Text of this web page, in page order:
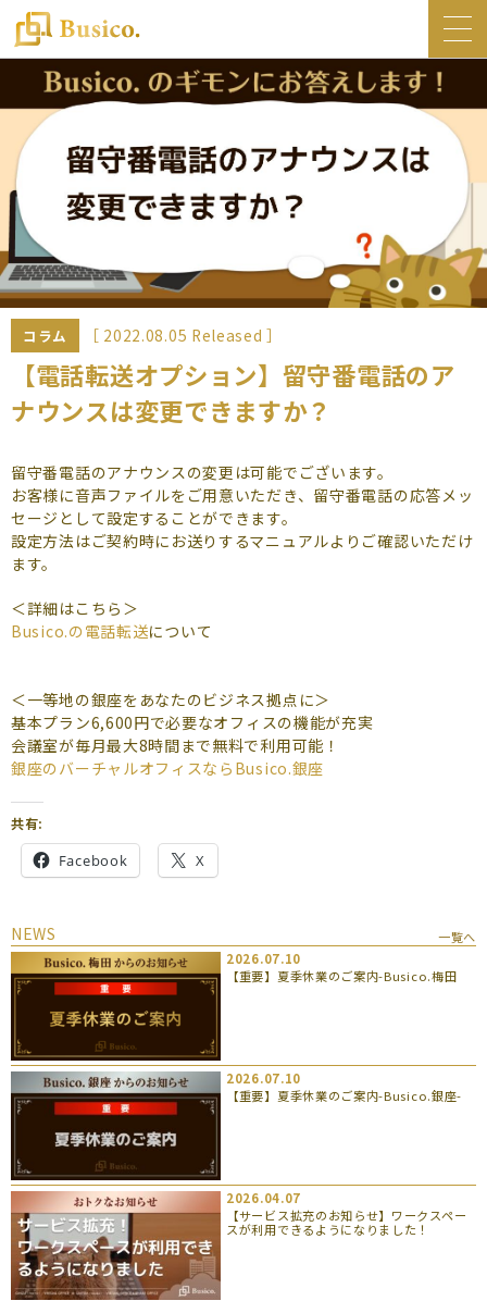
トップ
Busico.について
オフィス
Busico.銀座
料金・サービス
お知らせ
NEWS
コラム
よくあるご質問
（会員専用）
コラム ［ 2022.08.05 Released ］
【電話転送オプション】留守番電話のア
ナウンスは変更できますか？
留守番電話のアナウンスの変更は可能でございます。
お客様に音声ファイルをご用意いただき、留守番電話の応答メッ
セージとして設定することができます。
設定方法はご契約時にお送りするマニュアルよりご確認いただけ
ます。
＜詳細はこちら＞
Busico.の電話転送について
＜一等地の銀座をあなたのビジネス拠点に＞
基本プラン6,600円で必要なオフィスの機能が充実
会議室が毎月最大8時間まで無料で利用可能！
銀座のバーチャルオフィスならBusico.銀座
共有:
Facebook X
NEWS
一覧へ
2026.07.10
【重要】夏季休業のご案内-Busico.梅田
2026.07.10
【重要】夏季休業のご案内-Busico.銀座-
2026.04.07
【サービス拡充のお知らせ】ワークスペー
スが利用できるようになりました！